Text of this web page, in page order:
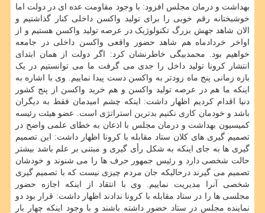
بهداشت و درمان مجلس افزود: با وجود مقاومت عده ای در دولت اما
خوشبختانه رقم خوبی را برای تولید واکسن داخلی کنار گذاشتیم و
الان شاهد جهش بزرگ تکنولوژیک در عرصه تولید واکسن هستیم و از
اواخر خردادماه هم شاهد حضور واقعی واکسن داخلی در جامعه
خواهیم بود. محمدبیگی خاطرنشان کرد: اگر دولت از همان ابتدای
انتشار کرونا تولید داخل را جدی می گرفت ما می توانستیم در یک
بازه زمانی پنج ماه زودتر به واکسن دست پیدا نماییم. وی با اشاره به
اینکه ما هم در عرصه تولید واکسن و هم خرید واکسن از پنج کشور
دنیا اقدام کردیم اظهار داشت: اینکه چشم امیدمان فقط به دیگران
باشد و خودمان کاری نکنیم بدترین استراتژی است. عضو هیئت رئیسه
کمیسیون بهداشت و درمان مجلس با اذعان به خطای علمی واضح در
تصمیم گیری های کلان ستاد مقابله با کرونا اظهار داشت: این تصمیم
گیری ها به جای اینکه به شکل رأی گیری و مبتنی بر علم باشد بیشتر
حالت شخصی دارد و رئیس جمهور حرف ها را می شنوند و خودشان
تصمیم می گیرند درحالیکه جان مردم چیزی نیست که با تصمیم گیری
شخصی آنرا مدیریت نماییم. وی با انتقاد از اینکه اجازه حضور
مجلسی ها را در ستاد مقابله با کرونا ندادند اظهار داشت: قرار بود دو
نماینده مجلس در ستاد حضور داشته باشند و با وجود اینکه چهار بار